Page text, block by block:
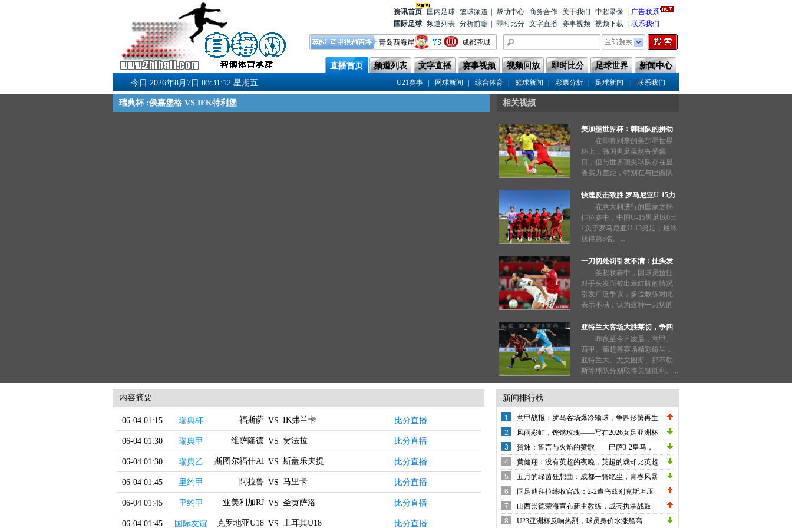
资讯首页 国内足球 篮球频道
国际足球 频道列表 分析前瞻
帮助中心 商务合作 关于我们 中超录像
广告联系
即时比分 文字直播 赛事视频 视频下载
联系我们
青岛西海岸
成都蓉城
云南玉昆
上海海港
河南队
青岛海牛
北京国安
辽宁铁人
直播首页 频道列表 文字直播 赛事视频 视频回放 即时比分 足球世界 新闻中心
U21赛事 | 网球新闻 | 综合体育 | 篮球新闻 | 彩票分析 | 足球新闻 | 联系我们
今日 2026年8月7日 03:31:12 星期五
瑞典杯 :侯嘉堡格 VS IFK特利堡 相关视频
美加墨世界杯：韩国队的拼劲
能否奏效？
在即将到来的美加墨世界
杯上，韩国男足虽然备受瞩
目，但与世界顶尖球队存在显
著实力差距，特别在与巴西队
预期。...
快速反击致胜 罗马尼亚U-15力
压中国队
在意大利进行的国家之杯
排位赛中，中国U-15男足以0比
1负于罗马尼亚U-15男足，最终
获得第8名。...
一刀切处罚引发不满：扯头发
也能被禁赛三场？
英超联赛中，因球员拉扯
对手头发而被出示红牌的情况
引发广泛争议，多位教练对此
表示不满，认为这种一刀切的
亚特兰大客场大胜莱切，争四
形势明朗昨夜至今日凌晨，意甲、
西甲、葡超等赛场精彩纷呈，
亚特兰大、尤文图斯、那不勒
斯等球队分别取得关键胜利。...
内容摘要
06-04 01:15 瑞典杯 福斯萨 VS IK弗兰卡 比分直播
06-04 01:30 瑞典甲 维萨隆德 VS 贾法拉 比分直播
06-04 01:30 瑞典乙 斯图尔福什AIKVS 斯盖乐夫提 比分直播
06-04 01:45 里约甲 阿拉鲁 VS 马里卡 比分直播
06-04 01:45 里约甲 亚美利加RJ VS 圣贡萨洛 比分直播
06-04 01:45 国际友谊 克罗地亚U18 VS 土耳其U18 比分直播
新闻排行榜
1
意甲战报：罗马客场爆冷输球，争四形势再生
变数，劳塔罗刷新纪录国米高歌猛进！
2
风雨彩虹，铿锵玫瑰——写在2026女足亚洲杯
备战关键节点的深情礼赞
3
贺炜：誓言与火焰的赞歌——巴萨3-2皇马，
西甲冠军悬念在五月重生
4
黄健翔：没有英超的夜晚，英超的戏却比英超
还英超！
5
五月的绿茵狂想曲：成都一骑绝尘，青春风暴
席卷中超
6
国足迪拜拉练收官战：2-2遭乌兹别克斯坦压
哨绝平，邵佳一执教初现战术雏形
7
山西崇德荣海宣布新主教练，成亮执掌战鼓
8
U23亚洲杯反响热烈，球员身价水涨船高